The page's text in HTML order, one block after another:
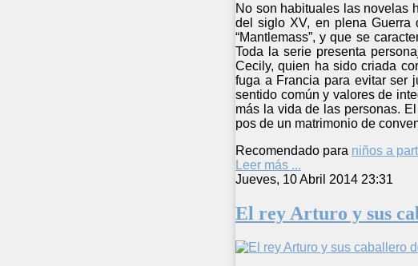
No son habituales las novelas
del siglo XV, en plena Guerra
“Mantlemass”, y que se
Toda la serie presenta
Cecily, quien ha sido criada
fuga a Francia para evitar ser
sentido común y valores de
más la vida de las personas.
pos de un matrimonio de
Recomendado para niños a
Leer más ...
Jueves, 10 Abril 2014 23:31
El rey Arturo y sus